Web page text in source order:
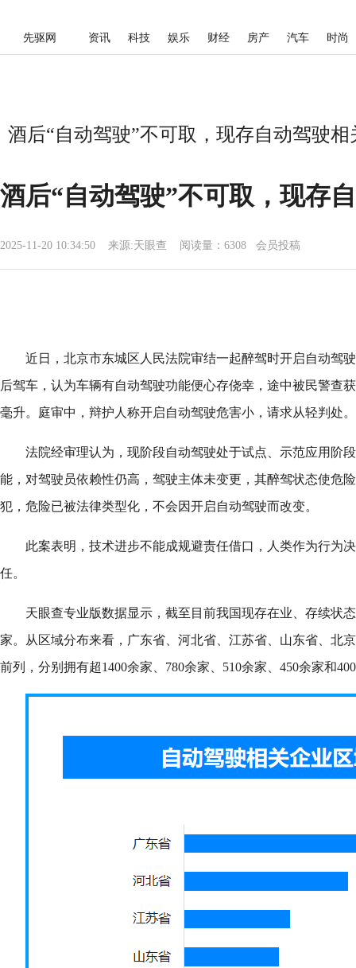
先驱网 资讯 科技 娱乐 财经 房产 汽车 时尚
酒后“自动驾驶”不可取，现存自动驾驶
酒后“自动驾驶”不可取，现存
2025-11-20 10:34:50 来源:天眼查 阅读量：6308 会员投稿
近日，北京市东城区人民法院审结一起醉驾时开启自动驾
后驾车，认为车辆有自动驾驶功能便心存侥幸，途中被民警查
毫升。庭审中，辩护人称开启自动驾驶危害小，请求从轻判处。
法院经审理认为，现阶段自动驾驶处于试点、示范应用阶
能，对驾驶员依赖性仍高，驾驶主体未变更，其醉驾状态使危
犯，危险已被法律类型化，不会因开启自动驾驶而改变。
此案表明，技术进步不能成规避责任借口，人类作为行为
任。
天眼查专业版数据显示，截至目前我国现存在业、存续状
家。从区域分布来看，广东省、河北省、江苏省、山东省、北
前列，分别拥有超1400余家、780余家、510余家、450余家和